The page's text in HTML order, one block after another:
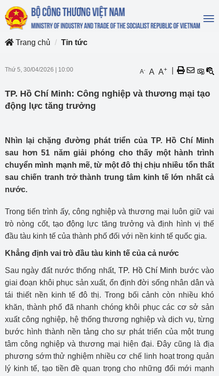
Trang chủ
Tin tức
Thứ 5, 30/04/2026 10:00 A- A A+
TP. Hồ Chí Minh: Công nghiệp và thương mại tạo
động lực tăng trưởng
Nhìn lại chặng đường phát triển của TP. Hồ Chí Minh
sau hơn 51 năm giải phóng cho thấy một hành trình
chuyển mình mạnh mẽ, từ một đô thị chịu nhiều tổn thất
sau chiến tranh trở thành trung tâm kinh tế lớn nhất cả
nước.
Trong tiến trình ấy, công nghiệp và thương mại luôn giữ vai
trò nòng cốt, tạo động lực tăng trưởng và định hình vị thế
đầu tàu kinh tế của thành phố đối với nền kinh tế quốc gia.
Khẳng định vai trò đầu tàu kinh tế của cả nước
Sau ngày đất nước thống nhất,TP. Hồ Chí Minh bước vào
giai đoạn khôi phục sản xuất, ổn định đời sống nhân dân và
tái thiết nền kinh tế đô thị. Trong bối cảnh còn nhiều khó
khăn, thành phố đã nhanh chóng khôi phục các cơ sở sản
xuất công nghiệp, hệ thống thương nghiệp và dịch vụ, từng
bước hình thành nền tảng cho sự phát triển của một trung
tâm công nghiệp và thương mại hiện đại. Đây cũng là địa
phương sớm thử nghiệm nhiều cơ chế linh hoạt trong quản
lý kinh tế, tạo tiền đề quan trọng cho những đổi mới mạnh